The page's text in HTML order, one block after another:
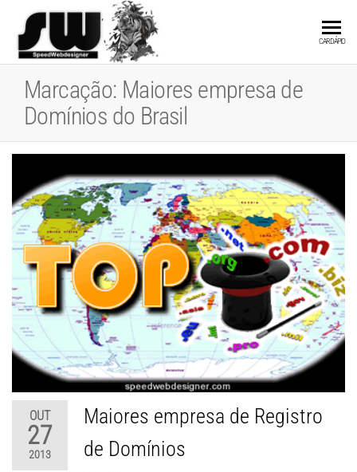
de Websites
CARDÁPIO
Marcação: Maiores empresa de
Domínios do Brasil
OUT
27
2013
Maiores empresa de Registro
de Domínios